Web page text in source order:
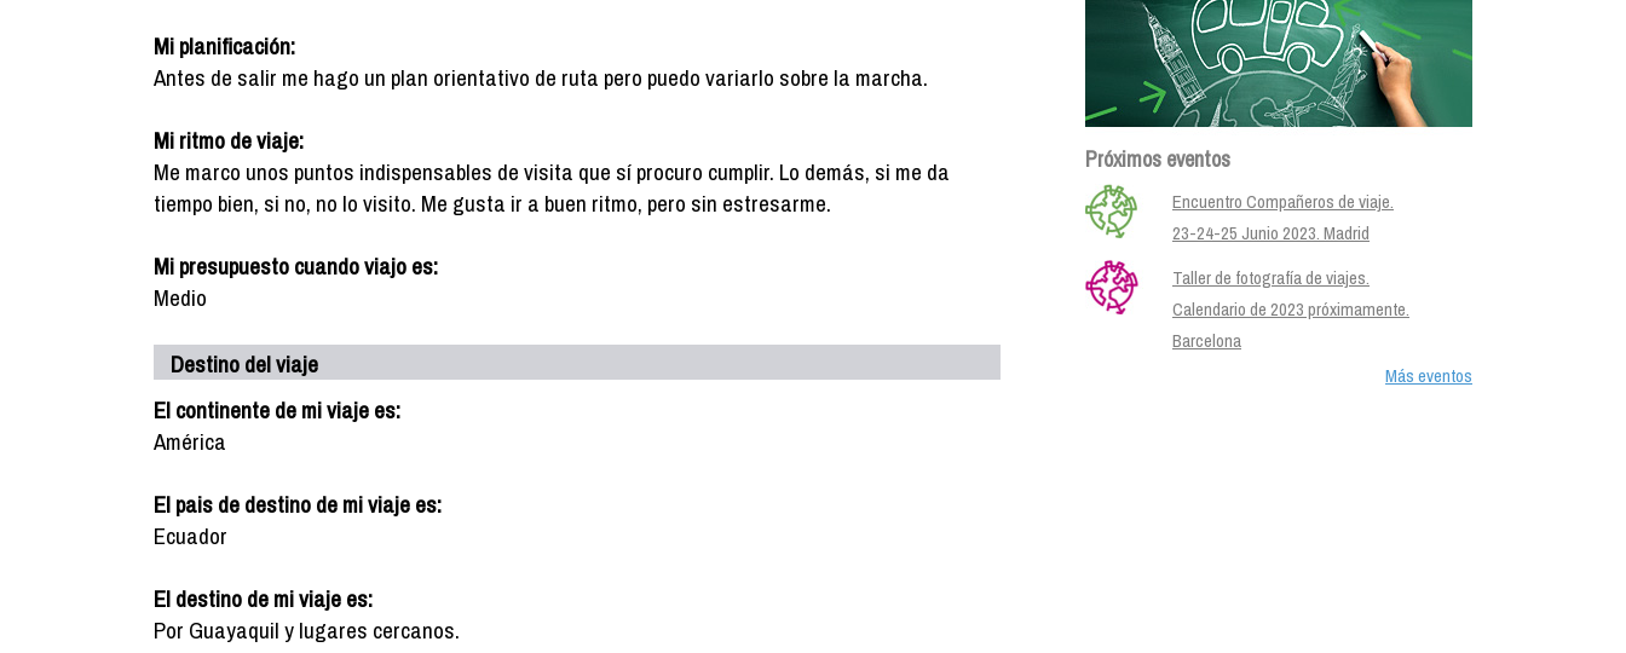
Mi planificación:
Antes de salir me hago un plan orientativo de ruta pero puedo variarlo sobre la marcha.
Mi ritmo de viaje:
Me marco unos puntos indispensables de visita que sí procuro cumplir. Lo demás, si me da
tiempo bien, si no, no lo visito. Me gusta ir a buen ritmo, pero sin estresarme.
Mi presupuesto cuando viajo es:
Medio
Destino del viaje
El continente de mi viaje es:
América
El pais de destino de mi viaje es:
Ecuador
El destino de mi viaje es:
Por Guayaquil y lugares cercanos.
Próximos eventos
Encuentro Compañeros de viaje.
23-24-25 Junio 2023. Madrid
Taller de fotografía de viajes.
Calendario de 2023 próximamente.
Barcelona
Más eventos